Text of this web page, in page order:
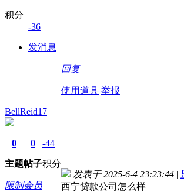
积分
-36
发消息
回复
使用道具 举报
BellReid17
0
主题
0
帖子
-44
积分
限制会员
发表于 2025-6-4 23:23:44 |
西宁贷款公司怎么样